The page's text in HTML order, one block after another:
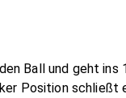
Ball und geht
Position